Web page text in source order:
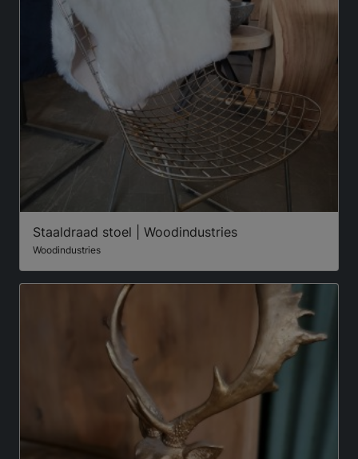
Staaldraad stoel | Woodindustries
Woodindustries